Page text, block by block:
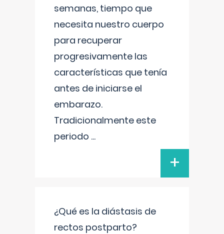
semanas, tiempo que
necesita nuestro cuerpo
para recuperar
progresivamente las
características que tenía
antes de iniciarse el
embarazo.
Tradicionalmente este
periodo ...
+
¿Qué es la diástasis de
rectos postparto?